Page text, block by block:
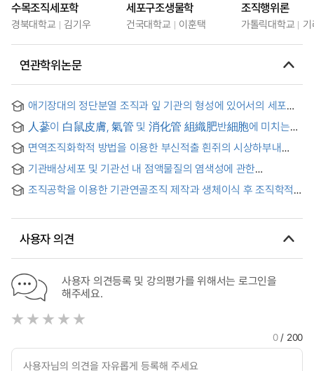
수목조직세포학
경북대학교 김기우
세포구조생물학
건국대학교 이훈택
조직행위론
가톨릭대학교
연관학위논문
애기장대의 정단분열 조직과 잎 기관의 형성에 있어서의 세포
분열 연구 : Regulation Mechanisms of Cell Division in Shoot
Apical Meristem and Leaf Formation in Arabidopsis
人蔘이 白鼠皮膚, 氣管 및 消化管 組織肥반細胞에 미치는
tissue mast cells of the skin, trachea and digestive organ
after the administration of ginseng extract
면역조직화학적 방법을 이용한 부신적출 흰쥐의 시상하부내
= Immunohistochemical localization on the
vasopressinergic and oxytocinergic neurons of the
adrenalectomized rat hypothalamus
기관배상세포 및 기관선 내 점액물질의 염색성에 관한
조직공학을 이용한 기관연골조직 제작과 생체이식 후 조직학적
사용자 의견
사용자 의견등록 및 강의평가를 위해서는 로그인을
해주세요.
0/ 200